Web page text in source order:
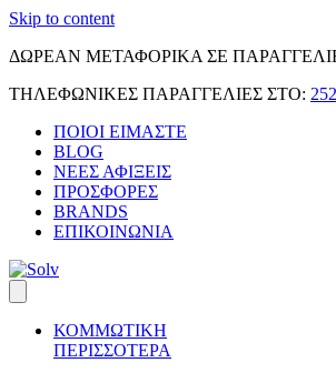
Skip to content
ΔΩΡΕΑΝ ΜΕΤΑΦΟΡΙΚΑ ΣΕ
ΤΗΛΕΦΩΝΙΚΕΣ ΠΑΡΑΓΓΕΛΙΕΣ ΣΤΟ:
ΠΟΙΟΙ ΕΙΜΑΣΤΕ
BLOG
ΝΕΕΣ ΑΦΙΞΕΙΣ
ΠΡΟΣΦΟΡΕΣ
BRANDS
ΕΠΙΚΟΙΝΩΝΙΑ
ΚΟΜΜΩΤΙΚΗ
ΠΕΡΙΣΣΟΤΕΡΑ